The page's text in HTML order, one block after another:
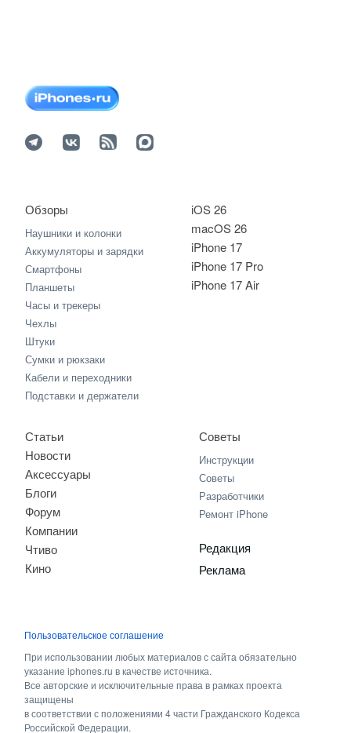
iOS 26
macOS 26
iPhone 17
iPhone 17 Pro
iPhone 17 Air
Обзоры
Наушники и колонки
Аккумуляторы и зарядки
Смартфоны
Планшеты
Часы и трекеры
Чехлы
Штуки
Сумки и рюкзаки
Кабели и переходники
Подставки и держатели
Статьи
Новости
Аксессуары
Блоги
Форум
Компании
Чтиво
Кино
Советы
Инструкции
Советы
Разработчики
Ремонт iPhone
Редакция
Реклама
Пользовательское соглашение
При использовании любых материалов с сайта обязательно
указание iphones.ru в качестве источника.
Все авторские и исключительные права в рамках проекта
защищены
в соответствии с положениями 4 части Гражданского Кодекса
Российской Федерации.